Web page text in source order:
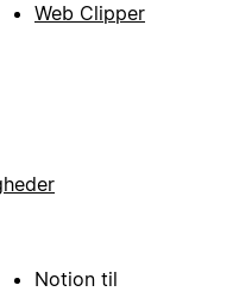
Web Clipper
Notion til